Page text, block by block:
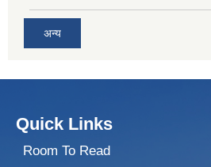
अन्य
Quick Links
Room To Read